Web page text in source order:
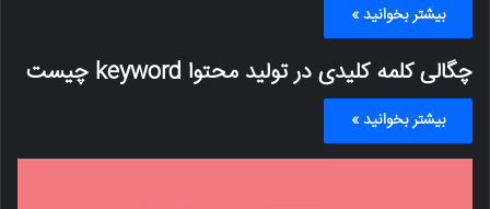
بیشتر بخوانید »
چگالی کلمه کلیدی در تولید محتوا keyword چیست
بیشتر بخوانید »